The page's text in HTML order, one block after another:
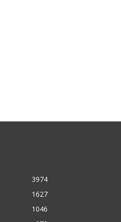
3974
1627
1046